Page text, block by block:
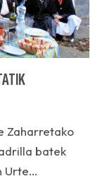
Zaharretako
batek
Urte…